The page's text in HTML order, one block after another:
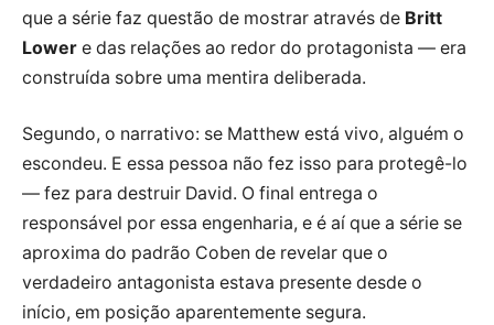
que a série faz questão de mostrar através de Britt
Lower e das relações ao redor do protagonista — era
construída sobre uma mentira deliberada.
Segundo, o narrativo: se Matthew está vivo, alguém o
escondeu. E essa pessoa não fez isso para protegê-lo
— fez para destruir David. O final entrega o
responsável por essa engenharia, e é aí que a série se
aproxima do padrão Coben de revelar que o
verdadeiro antagonista estava presente desde o
início, em posição aparentemente segura.